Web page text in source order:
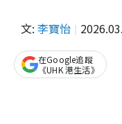
文: 李寶怡
在Google追蹤
《UHK 港生活》